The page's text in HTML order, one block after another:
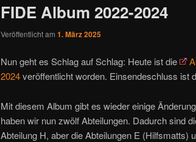
FIDE Album 2022-2024
Veröffentlicht am 1. März 2025
Nun geht es Schlag auf Schlag: Heute ist die
2024veröffentlicht worden. Einsendeschluss ist
Mit diesem Album gibt es wieder einige
haben wir nun zwölf Abteilungen. Dadurch sind
Abteilung H, aber die Abteilungen E (Hilfsmatts)